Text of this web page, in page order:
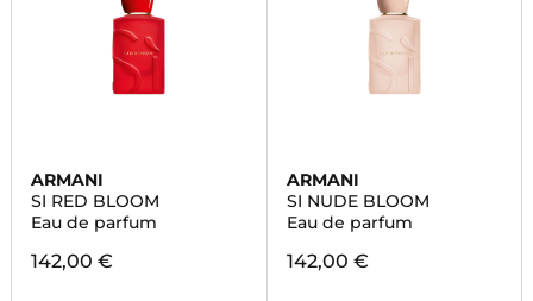
ARMANI
SI RED BLOOM
Eau de parfum
142,00 €
ARMANI
SI NUDE BLOOM
Eau de parfum
142,00 €